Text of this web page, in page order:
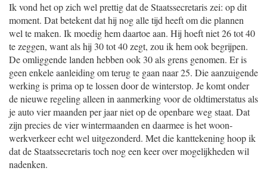
Ik vond het op zich wel prettig dat de Staatssecretaris zei: op dit
moment. Dat betekent dat hij nog alle tijd heeft om die plannen
wel te maken. Ik moedig hem daartoe aan. Hij hoeft niet 26 tot 40
te zeggen, want als hij 30 tot 40 zegt, zou ik hem ook begrijpen.
De omliggende landen hebben ook 30 als grens genomen. Er is
geen enkele aanleiding om terug te gaan naar 25. Die aanzuigende
werking is prima op te lossen door de winterstop. Je komt onder
de nieuwe regeling alleen in aanmerking voor de oldtimerstatus als
je auto vier maanden per jaar niet op de openbare weg staat. Dat
zijn precies de vier wintermaanden en daarmee is het woon-
werkverkeer echt wel uitgezonderd. Met die kanttekening hoop ik
dat de Staatssecretaris toch nog een keer over mogelijkheden wil
nadenken.